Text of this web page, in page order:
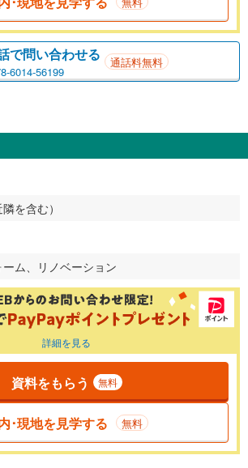
で問い合わせる
6014-56199
通話料無料
を含む）
ム、リノベーション
詳細を見る
資料をもらう 無料
･現地を見学する 無料